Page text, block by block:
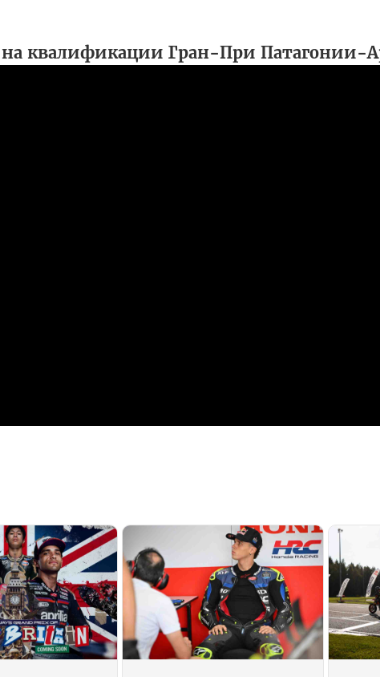
на квалификации Гран-При Патагонии-